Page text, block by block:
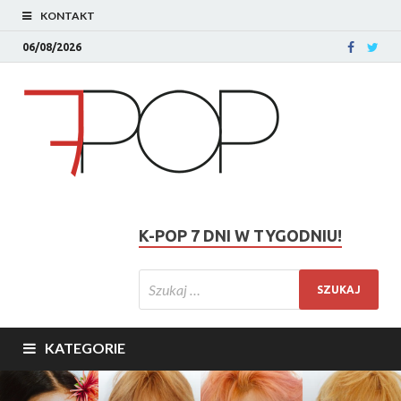
KONTAKT
06/08/2026
K-POP 7 DNI W TYGODNIU!
KATEGORIE